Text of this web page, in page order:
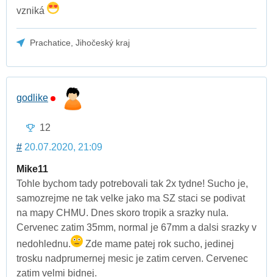
vzniká
Prachatice, Jihočeský kraj
godlike
12
# 20.07.2020, 21:09
Mike11
Tohle bychom tady potrebovali tak 2x tydne! Sucho je,
samozrejme ne tak velke jako ma SZ staci se podivat
na mapy CHMU. Dnes skoro tropik a srazky nula.
Cervenec zatim 35mm, normal je 67mm a dalsi srazky v
nedohlednu.
Zde mame patej rok sucho, jedinej
trosku nadprumernej mesic je zatim cerven. Cervenec
zatim velmi bidnej.